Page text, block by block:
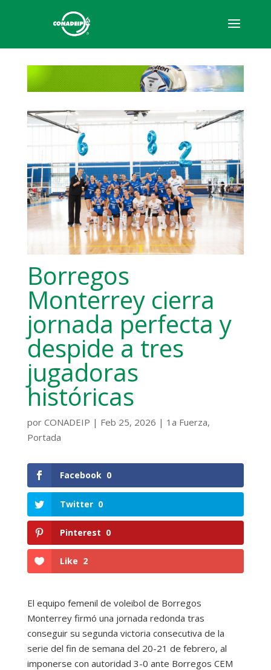
Borregos
Monterrey cierra
jornada perfecta y
despide a tres
jugadoras
históricas
por CONADEIP | Feb 25, 2026 | 1a Fuerza,
Portada
Facebook 0
Twitter 0
Pinterest 0
Like 2
El equipo femenil de voleibol de Borregos
Monterrey firmó una jornada redonda tras
conseguir su segunda victoria consecutiva de la
serie del fin de semana del 20-21 de febrero, al
imponerse con autoridad 3-0 ante Borregos CEM